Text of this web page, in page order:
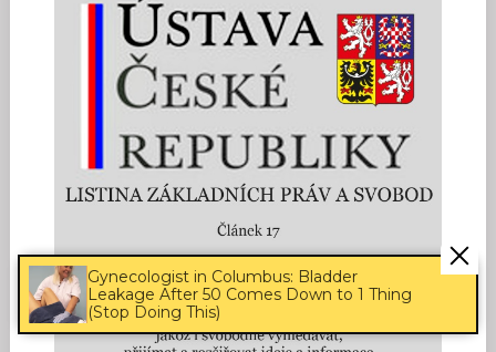
Gynecologist in Columbus: Bladder
Leakage After 50 Comes Down to 1 Thing
(Stop Doing This)